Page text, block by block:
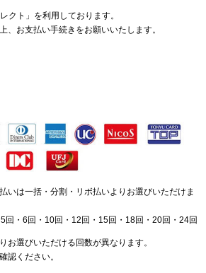
クト」を利用しております。
、お支払い手続きをお願いいたします。
いは一括・分割・リボ払いよりお選びいただけま
回・6回・10回・12回・15回・18回・20回・24回
選びいただける回数が異なります。
認ください。